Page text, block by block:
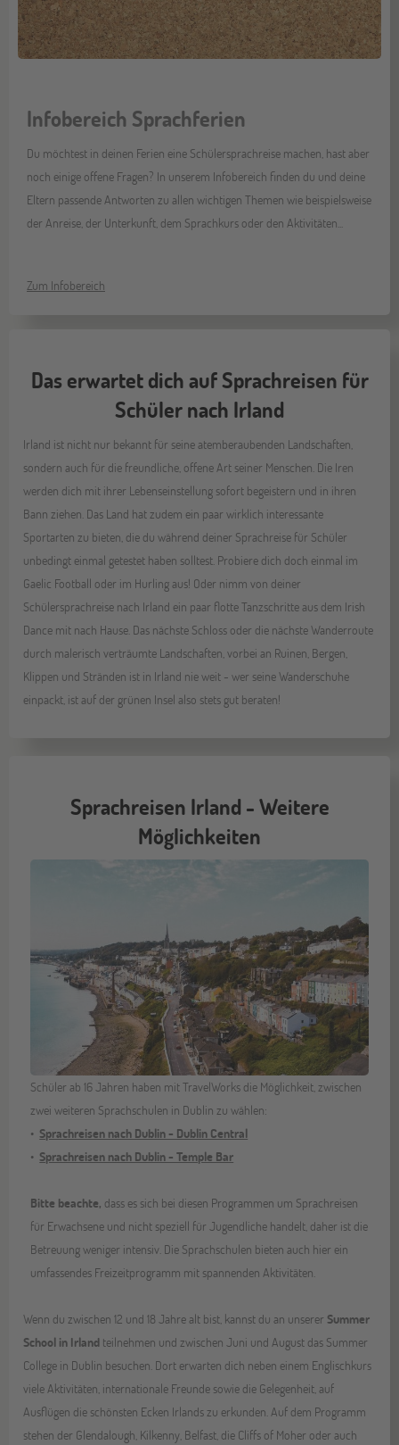
Infobereich Sprachferien
Du möchtest in deinen Ferien eine Schülersprachreise machen, hast aber
noch einige offene Fragen? In unserem Infobereich finden du und deine
Eltern passende Antworten zu allen wichtigen Themen wie beispielsweise
der Anreise, der Unterkunft, dem Sprachkurs oder den Aktivitäten...
Zum Infobereich
Das erwartet dich auf Sprachreisen für
Schüler nach Irland
Irland ist nicht nur bekannt für seine atemberaubenden Landschaften,
sondern auch für die freundliche, offene Art seiner Menschen. Die Iren
werden dich mit ihrer Lebenseinstellung sofort begeistern und in ihren
Bann ziehen. Das Land hat zudem ein paar wirklich interessante
Sportarten zu bieten, die du während deiner Sprachreise für Schüler
unbedingt einmal getestet haben solltest. Probiere dich doch einmal im
Gaelic Football oder im Hurling aus! Oder nimm von deiner
Schülersprachreise nach Irland ein paar flotte Tanzschritte aus dem Irish
Dance mit nach Hause. Das nächste Schloss oder die nächste Wanderroute
durch malerisch verträumte Landschaften, vorbei an Ruinen, Bergen,
Klippen und Stränden ist in Irland nie weit - wer seine Wanderschuhe
einpackt, ist auf der grünen Insel also stets gut beraten!
Sprachreisen Irland - Weitere
Möglichkeiten
Schüler ab 16 Jahren haben mit TravelWorks die Möglichkeit, zwischen
zwei weiteren Sprachschulen in Dublin zu wählen:
Sprachreisen nach Dublin - Dublin Central
Sprachreisen nach Dublin - Temple Bar
Bitte beachte, dass es sich bei diesen Programmen um Sprachreisen
für Erwachsene und nicht speziell für Jugendliche handelt, daher ist die
Betreuung weniger intensiv. Die Sprachschulen bieten auch hier ein
umfassendes Freizeitprogramm mit spannenden Aktivitäten.
Wenn du zwischen 12 und 18 Jahre alt bist, kannst du an unserer Summer
School in Irland teilnehmen und zwischen Juni und August das Summer
College in Dublin besuchen. Dort erwarten dich neben einem Englischkurs
viele Aktivitäten, internationale Freunde sowie die Gelegenheit, auf
Ausflügen die schönsten Ecken Irlands zu erkunden. Auf dem Programm
stehen der Glendalough, Kilkenny, Belfast, die Cliffs of Moher oder auch